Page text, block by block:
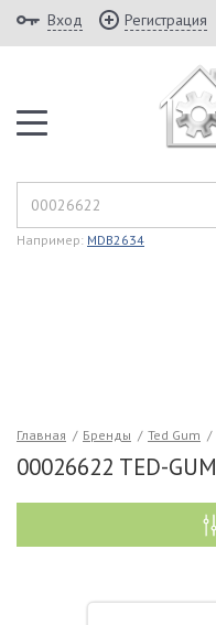
Вход Регистрация
Например: MDB2634
Главная / Бренды / Ted Gum /
00026622 TED-GUM